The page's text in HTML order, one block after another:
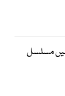
میں مسلسل